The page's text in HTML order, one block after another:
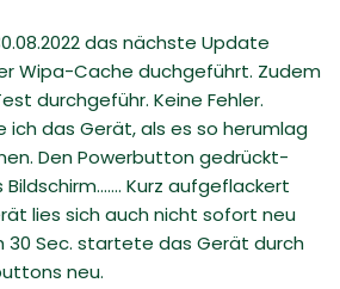
das nächste Update
Wipa-Cache duchgeführt. Zudem
durchgeführ. Keine Fehler.
ich das Gerät, als es so herumlag
Den Powerbutton gedrückt-
Kurz aufgeflackert
lies sich auch nicht sofort neu
30 Sec. startete das Gerät durch
neu.